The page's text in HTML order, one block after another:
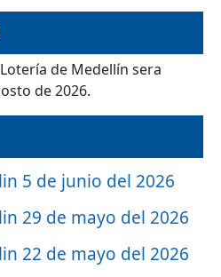
de Medellín sera
de 2026.
5 de junio del 2026
29 de mayo del 2026
22 de mayo del 2026